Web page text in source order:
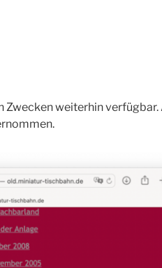
Zwecken weiterhin